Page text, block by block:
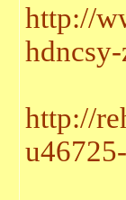
http://
http://